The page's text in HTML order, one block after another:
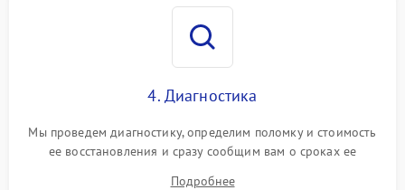
4. Диагностика
Мы проведем диагностику, определим поломку и стоимость
ее восстановления и сразу сообщим вам о сроках ее
Подробнее